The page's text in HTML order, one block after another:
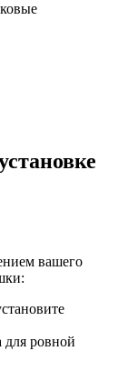
вашего
для ровной